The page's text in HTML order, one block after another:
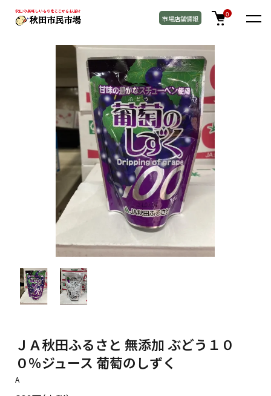
0
市場店舗情報
TOP お菓子 / 飲料
ＪＡ秋田ふるさと 無添加 ぶどう１０
０％ジュース 葡萄のしずく
A